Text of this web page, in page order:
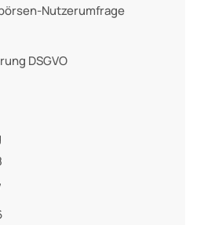
Nutzerumfrage
DSGVO